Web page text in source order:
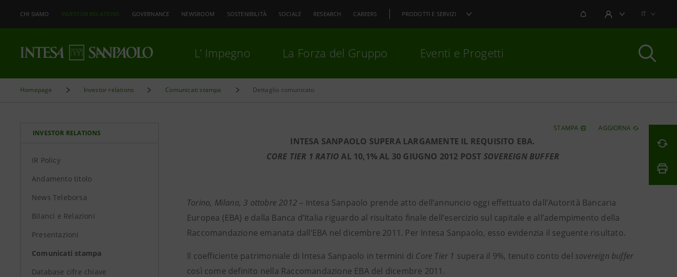
CHI SIAMO INVESTOR RELATIONS GOVERNANCE NEWSROOM SOSTENIBILITÀ SOCIALE RESEARCH CAREERS PRODOTTI E SERVIZI NOTIFICHEAREA UTENTEIT
L’ Impegno La Forza del Gruppo Eventi e Progetti
Homepage Investor relations Comunicati stampa Dettaglio comunicato
INVESTOR RELATIONS
IR Policy
Andamento titolo
News Teleborsa
Bilanci e Relazioni
Presentazioni
Comunicati stampa
Database cifre chiave
STAMPA AGGIORNA
INTESA SANPAOLO SUPERA LARGAMENTE IL REQUISITO EBA.
CORE TIER 1 RATIO AL 10,1% AL 30 GIUGNO 2012 POST SOVEREIGN BUFFER
Torino, Milano, 3 ottobre 2012 – Intesa Sanpaolo prende atto dell’annuncio oggi effettuato dall’Autorità Bancaria
Europea (EBA) e dalla Banca d’Italia riguardo al risultato finale dell’esercizio sul capitale e all’adempimento della
Raccomandazione emanata dall’EBA nel dicembre 2011. Per Intesa Sanpaolo, esso evidenzia il seguente risultato.
Il coefficiente patrimoniale di Intesa Sanpaolo in termini di Core Tier 1 supera il 9%, tenuto conto delsovereign buffer
così come definito nella Raccomandazione EBA del dicembre 2011.